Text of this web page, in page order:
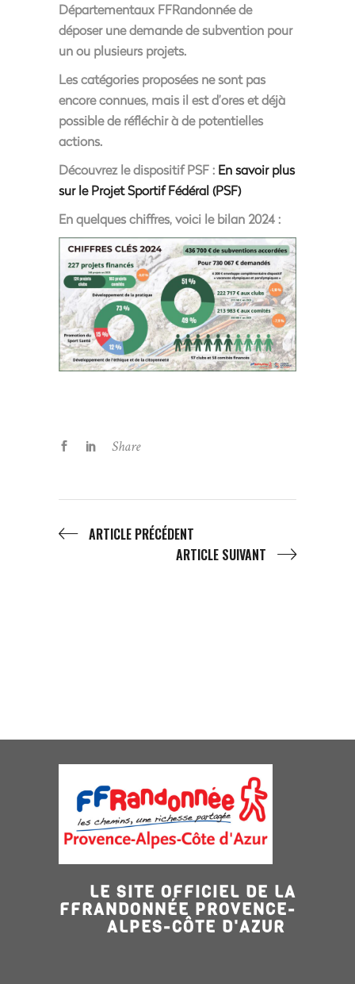
Départementaux FFRandonnée de
déposer une demande de subvention pour
un ou plusieurs projets.
Les catégories proposées ne sont pas
encore connues, mais il est d’ores et déjà
possible de réfléchir à de potentielles
actions.
Découvrez le dispositif PSF : En savoir plus
sur le Projet Sportif Fédéral (PSF)
En quelques chiffres, voici le bilan 2024:
Share
ARTICLE PRÉCÉDENT
ARTICLE SUIVANT
LE SITE OFFICIEL DE LA
FFRANDONNÉE PROVENCE-
ALPES-CÔTE D'AZUR